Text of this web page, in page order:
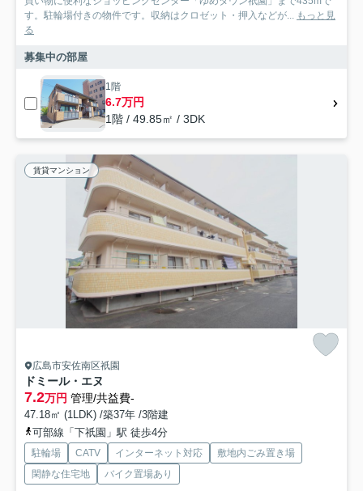
す。駐輪場付きの物件です。収納はクロゼット・押入などが... もっと見
る
募集中の部屋
1階
6.7万円
1階 / 49.85㎡ / 3DK
賃貸マンション
広島市安佐南区祇園
ドミール・エヌ
7.2万円 管理/共益費-
47.18㎡ (1LDK) /築37年 /3階建
可部線「下祇園」駅 徒歩4分
駐輪場 CATV インターネット対応
敷地内ごみ置き場
閑静な住宅地
バイク置場あり